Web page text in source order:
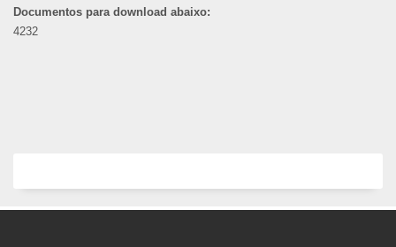
Documentos para download abaixo:
4232